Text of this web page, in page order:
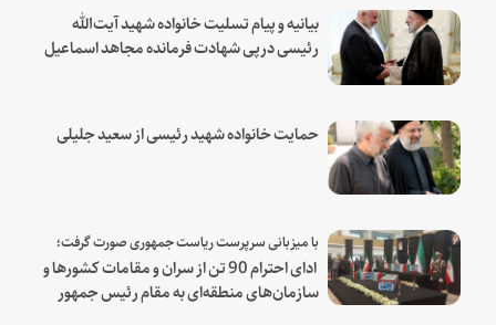
بیانیه و پیام تسلیت خانواده شهید آیت‌الله
رئیسی درپی شهادت فرمانده مجاهد اسماعیل
حمایت خانواده شهید رئیسی از سعید جلیلی
با میزبانی سرپرست ریاست جمهوری صورت گرفت؛
ادای احترام 90 تن از سران و مقامات کشورها و
سازمان‌های منطقه‌ای به مقام رئیس جمهور